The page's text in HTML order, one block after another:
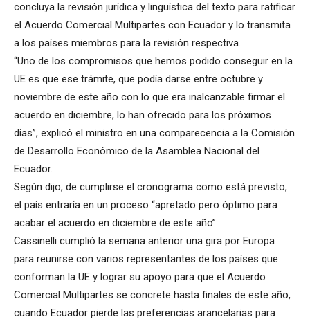
concluya la revisión jurídica y lingüística del texto para ratificar
el Acuerdo Comercial Multipartes con Ecuador y lo transmita
a los países miembros para la revisión respectiva.
“Uno de los compromisos que hemos podido conseguir en la
UE es que ese trámite, que podía darse entre octubre y
noviembre de este año con lo que era inalcanzable firmar el
acuerdo en diciembre, lo han ofrecido para los próximos
días”, explicó el ministro en una comparecencia a la Comisión
de Desarrollo Económico de la Asamblea Nacional del
Ecuador.
Según dijo, de cumplirse el cronograma como está previsto,
el país entraría en un proceso “apretado pero óptimo para
acabar el acuerdo en diciembre de este año”.
Cassinelli cumplió la semana anterior una gira por Europa
para reunirse con varios representantes de los países que
conforman la UE y lograr su apoyo para que el Acuerdo
Comercial Multipartes se concrete hasta finales de este año,
cuando Ecuador pierde las preferencias arancelarias para